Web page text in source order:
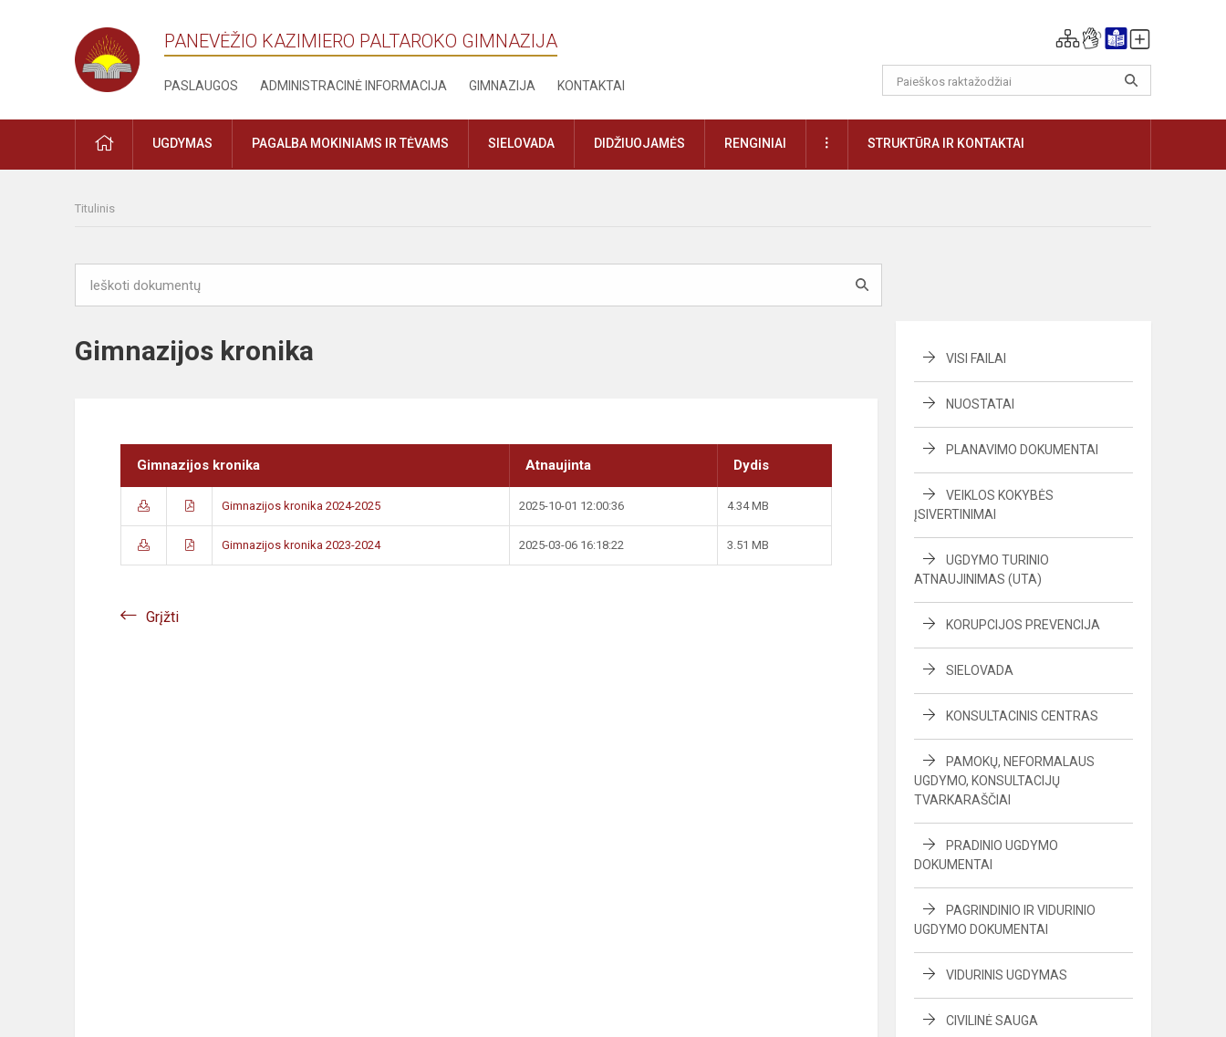
PANEVĖŽIO KAZIMIERO PALTAROKO GIMNAZIJA
PASLAUGOS ADMINISTRACINĖ INFORMACIJA GIMNAZIJA KONTAKTAI
PRADŽIAUGDYMAS PAGALBA MOKINIAMS IR TĖVAMS SIELOVADA DIDŽIUOJAMĖS RENGINIAI DAUGIAUSTRUKTŪRA IR KONTAKTAI
Titulinis
Gimnazijos kronika
Gimnazijos kronika Atnaujinta Dydis
Gimnazijos kronika 2024-2025 2025-10-01 12:00:36 4.34 MB
Gimnazijos kronika 2023-2024 2025-03-06 16:18:22 3.51 MB
Grįžti
VISI FAILAI
NUOSTATAI
PLANAVIMO DOKUMENTAI
VEIKLOS KOKYBĖS
ĮSIVERTINIMAI
UGDYMO TURINIO
ATNAUJINIMAS (UTA)
KORUPCIJOS PREVENCIJA
SIELOVADA
KONSULTACINIS CENTRAS
PAMOKŲ, NEFORMALAUS
UGDYMO, KONSULTACIJŲ
TVARKARAŠČIAI
PRADINIO UGDYMO
DOKUMENTAI
PAGRINDINIO IR VIDURINIO
UGDYMO DOKUMENTAI
VIDURINIS UGDYMAS
CIVILINĖ SAUGA